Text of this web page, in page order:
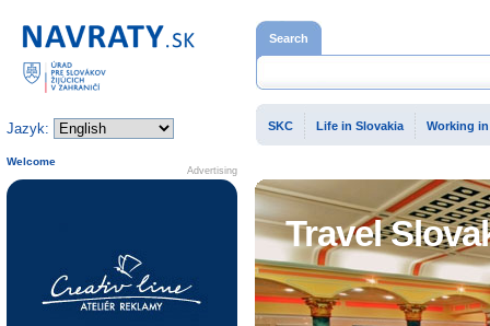
Travel
Home page
Jazyk:
Search
SKC Life in Slovakia Working in
Advertising
Welcome